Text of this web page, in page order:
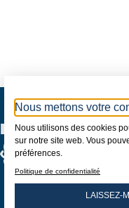
MEMBRE
Nous mettons votre
Nous utilisons des cookies
sur notre site web. Vous
préférences.
Politique de confidentialité
LAISSEZ-